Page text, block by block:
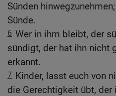
Sünden
Sünde.
6 Wer in ihm bleibt, der
sündigt, der hat ihn nicht
erkannt.
7 Kinder, lasst euch von
die Gerechtigkeit übt,